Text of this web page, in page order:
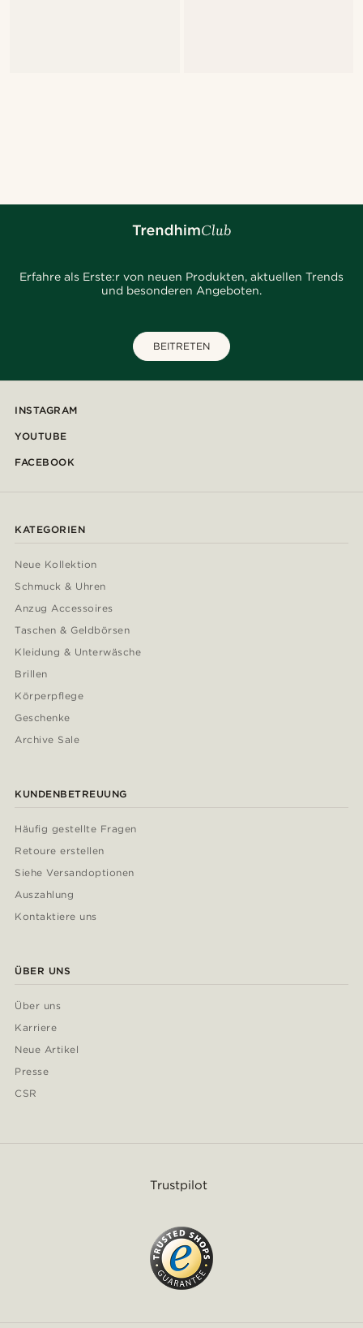
Erfahre als Erste:r von neuen Produkten, aktuellen Trends
und besonderen Angeboten.
BEITRETEN
INSTAGRAM
YOUTUBE
FACEBOOK
KATEGORIEN
Neue Kollektion
Schmuck & Uhren
Anzug Accessoires
Taschen & Geldbörsen
Kleidung & Unterwäsche
Brillen
Körperpflege
Geschenke
Archive Sale
KUNDENBETREUUNG
Häufig gestellte Fragen
Retoure erstellen
Siehe Versandoptionen
Auszahlung
Kontaktiere uns
ÜBER UNS
Über uns
Karriere
Neue Artikel
Presse
CSR
Trustpilot